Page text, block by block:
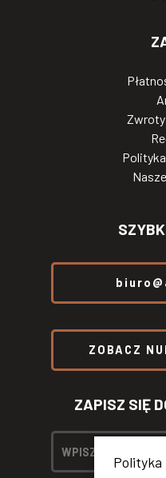
ZOBACZ
ZAPISZ SIĘ